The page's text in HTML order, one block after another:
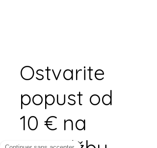
Ostvarite
popust od
10 € na